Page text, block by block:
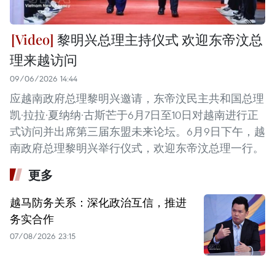
黎明兴总理主持仪式 欢迎东帝汶总
理来越访问
09/06/2026 14:44
应越南政府总理黎明兴邀请，东帝汶民主共和国总理
凯·拉拉·夏纳纳·古斯芒于6月7日至10日对越南进行正
式访问并出席第三届东盟未来论坛。6月9日下午，越
南政府总理黎明兴举行仪式，欢迎东帝汶总理一行。
更多
越马防务关系：深化政治互信，推进
务实合作
07/08/2026 23:15